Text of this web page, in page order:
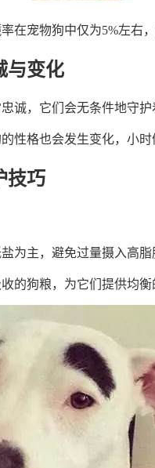
在宠物狗中仅为5%左右
与变化
诚，它们会无条件地守护
性格也会发生变化，小
技巧
为主，避免过量摄入高
的狗粮，为它们提供均衡